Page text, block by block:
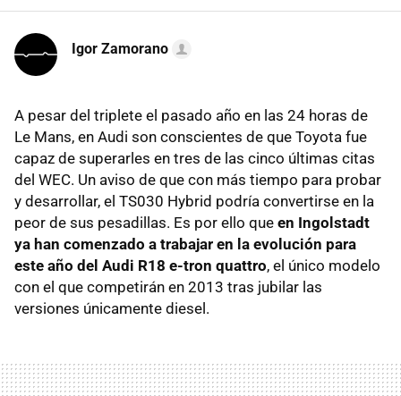
Igor Zamorano
A pesar del triplete el pasado año en las 24 horas de
Le Mans, en Audi son conscientes de que Toyota fue
capaz de superarles en tres de las cinco últimas citas
del WEC. Un aviso de que con más tiempo para probar
y desarrollar, el TS030 Hybrid podría convertirse en la
peor de sus pesadillas. Es por ello que en Ingolstadt
ya han comenzado a trabajar en la evolución para
este año del Audi R18 e-tron quattro, el único modelo
con el que competirán en 2013 tras jubilar las
versiones únicamente diesel.